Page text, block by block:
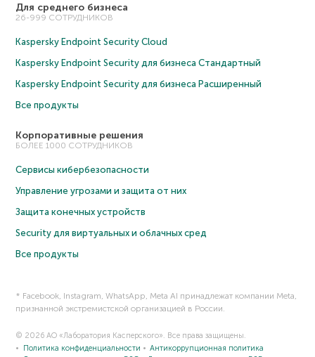
Для среднего бизнеса
26-999 СОТРУДНИКОВ
Kaspersky Endpoint Security Cloud
Kaspersky Endpoint Security для бизнеса Cтандартный
Kaspersky Endpoint Security для бизнеса Расширенный
Все продукты
Корпоративные решения
БОЛЕЕ 1000 СОТРУДНИКОВ
Сервисы кибербезопасности
Управление угрозами и защита от них
Защита конечных устройств
Security для виртуальных и облачных сред
Все продукты
* Facebook, Instagram, WhatsApp, Meta AI принадлежат компании Meta,
признанной экстремистской организацией в России.
© 2026 АО «Лаборатория Касперского». Все права защищены.
Политика конфиденциальности
Антикоррупционная политика